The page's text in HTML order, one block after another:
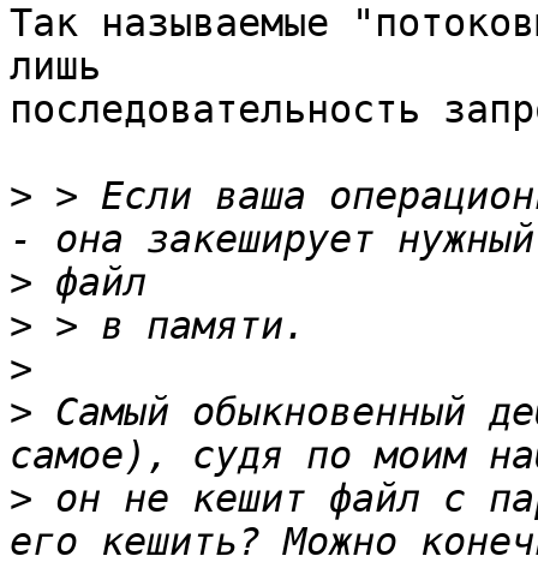
Так называемые
лишь
последовательность
> > Если ваша
>
>
>
> Самый обыкновенный
> он не кешит файл с